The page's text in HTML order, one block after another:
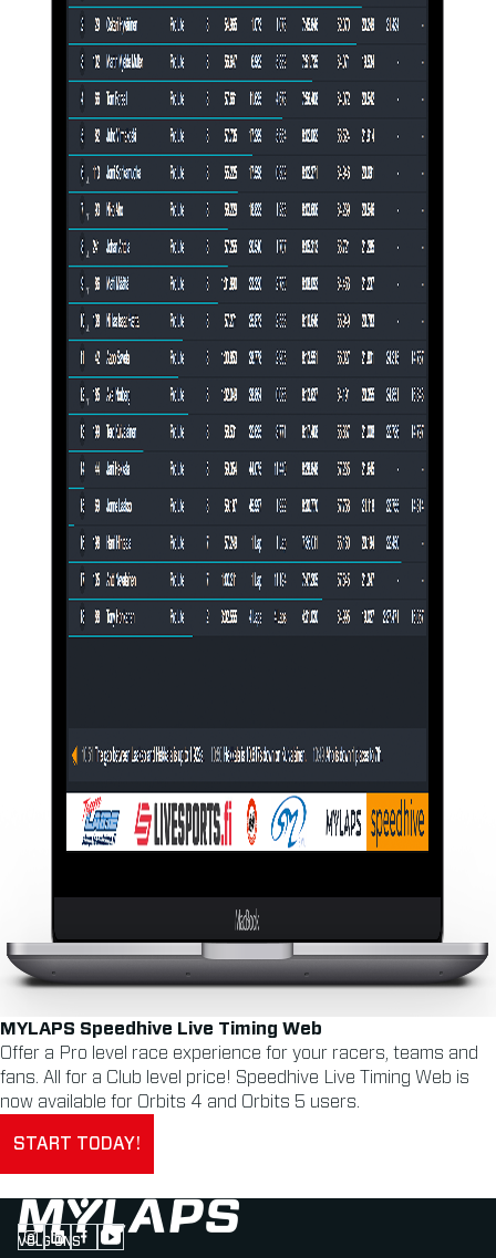
MYLAPS Speedhive Live Timing Web
Offer a Pro level race experience for your racers, teams and
fans. All for a Club level price! Speedhive Live Timing Web is
now available for Orbits 4 and Orbits 5 users.
START TODAY!
VOLG ONS
Follow us on Instagram (Opens in new tab)
Follow us on LinkedIn (Opens in new tab)
Follow us on Facebook (Opens in new tab)
Follow us on YouTube (Opens in new tab)